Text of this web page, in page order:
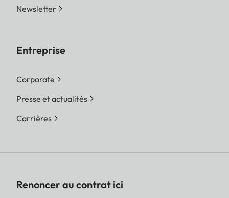
Newsletter
Entreprise
Corporate
Presse et actualités
Carrières
Renoncer au contrat ici